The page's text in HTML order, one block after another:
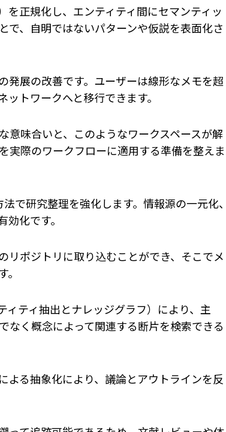
を正規化し、エンティティ間にセマンティッ
で、自明ではないパターンや仮説を表面化さ
発展の改善です。ユーザーは線形なメモを超
トワークへと移行できます。
意味合いと、このようなワークスペースが解
実際のワークフローに適用する準備を整えま
で研究整理を強化します。情報源の一元化、
化です。
リポジトリに取り込むことができ、そこでメ
ィティ抽出とナレッジグラフ）により、主
なく概念によって関連する断片を検索できる
よる抽象化により、議論とアウトラインを反